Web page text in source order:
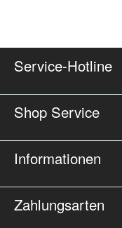
auswechselbare
Service-Hotline
Shop Service
Informationen
Zahlungsarten